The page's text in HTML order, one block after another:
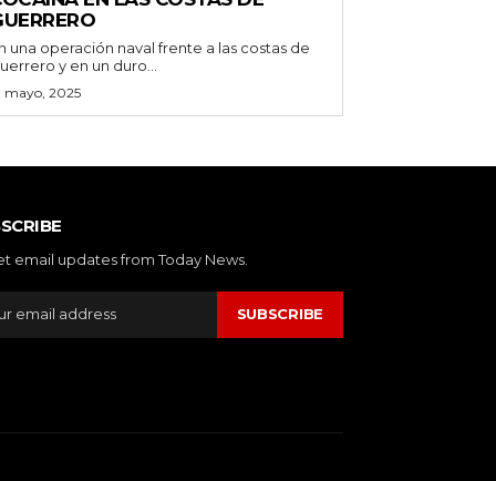
una operación naval frente a las costas de
y en un duro...
mayo, 2025
email updates from Today News.
SUBSCRIBE